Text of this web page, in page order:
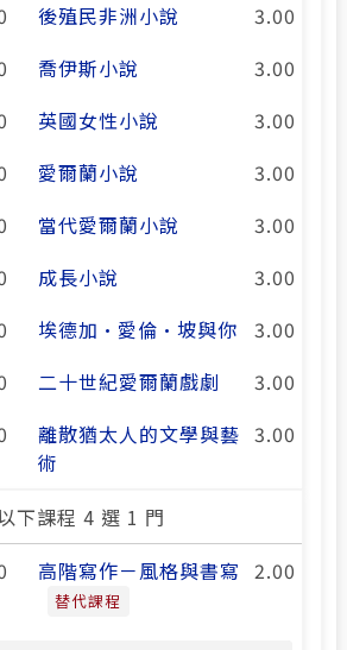
後殖民非洲小說
3.00
喬伊斯小說
3.00
英國女性小說
3.00
愛爾蘭小說
3.00
當代愛爾蘭小說
3.00
成長小說
3.00
埃德加·愛倫·坡與你
3.00
二十世紀愛爾蘭戲劇
3.00
離散猶太人的文學與藝
術
3.00
下課程 4 選 1 門
高階寫作－風格與書寫
替代課程
2.00